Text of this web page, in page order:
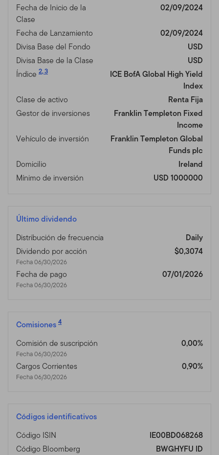
Fecha de Inicio de la
Clase
02/09/2024
Fecha de Lanzamiento
02/09/2024
Divisa Base del Fondo
USD
Divisa Base de la Clase
USD
Índice 2,3
ICE BofA Global High Yield
Index
Clase de activo
Renta Fija
Gestor de inversiones
Franklin Templeton Fixed
Income
Vehículo de inversión
Franklin Templeton Global
Funds plc
Domicilio
Ireland
Mínimo de inversión
USD 1000000
Último dividendo
Distribución de frecuencia
Daily
Dividendo por acción
Fecha 06/30/2026
$0,3074
Fecha de pago
Fecha 06/30/2026
07/01/2026
Comisiones 4
Comisión de suscripción
Fecha 06/30/2026
0,00%
Cargos Corrientes
Fecha 06/30/2026
0,90%
Códigos identificativos
Código ISIN
IE00BD068268
Código Bloomberg
BWGHYFU ID